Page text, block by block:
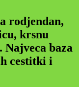
rodjendan,
krsnu
baza
cestitki i